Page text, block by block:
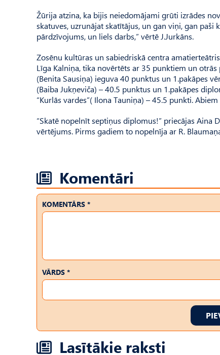
Žūrija atzina, ka bijis neiedomājami grūti izrādes
skatuves, uzrunājat skatītājus, un gan viņi, gan
pārdzīvojums, un liels darbs,” vērtē J.Jurkāns.
Zosēnu kultūras un sabiedriskā centra
Līga Kalniņa, tika novērtēts ar 35 punktiem un otrās
(Benita Sausiņa) ieguva 40 punktus un 1.pakāpes
(Baiba Jukņeviča) – 40.5 punktus un 1.pakāpes
“Kurlās vardes”( Ilona Tauniņa) – 45.5 punkti.
“Skatē nopelnīt septiņus diplomus!” priecājas Aina
vērtējums. Pirms gadiem to nopelnīja ar R.
Komentāri
KOMENTĀRS *
VĀRDS *
Lasītākie raksti